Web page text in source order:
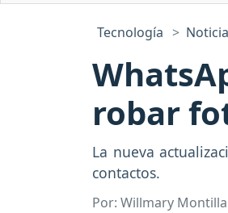
Tecnología
robar
La nueva
contactos.
Por: Willmary